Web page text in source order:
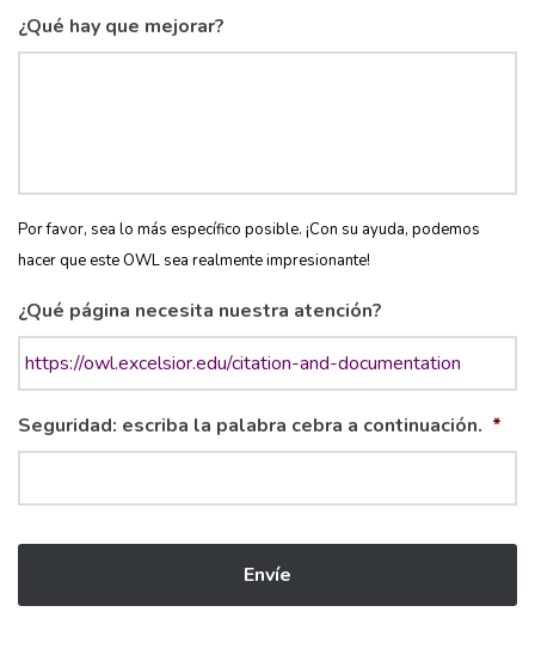
¿Qué hay que mejorar?
Por favor, sea lo más específico posible. ¡Con su ayuda, podemos
hacer que este OWL sea realmente impresionante!
¿Qué página necesita nuestra atención?
Seguridad: escriba la palabra cebra a continuación. *